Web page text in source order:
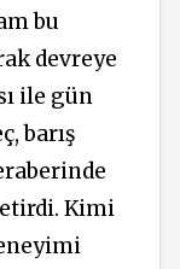
bu
devreye
ile gün
barış
Kimi